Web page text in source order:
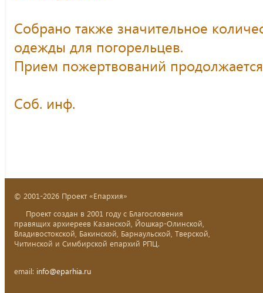
Собрано также значительное
одежды для погорельцев.
Прием пожертвований
Соб. инф.
© 2001-2026 Проект «Епархия»
Проект создан в 2001 году с Благословения
правящих архиереев Казанской, Йошкар-Олинской,
Владивостокской, Бакинской, Барнаульской, Тверской,
Читинской и Симбирской епархий РПЦ.
email: info@eparhia.ru